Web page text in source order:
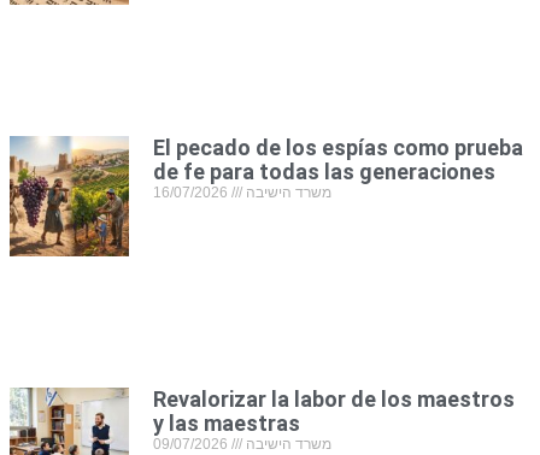
El pecado de los espías como prueba
de fe para todas las generaciones
משרד הישיבה 16/07/2026
Revalorizar la labor de los maestros
y las maestras
משרד הישיבה 09/07/2026